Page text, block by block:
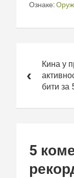
Ознаке:
чланкаКина у
бити за
5